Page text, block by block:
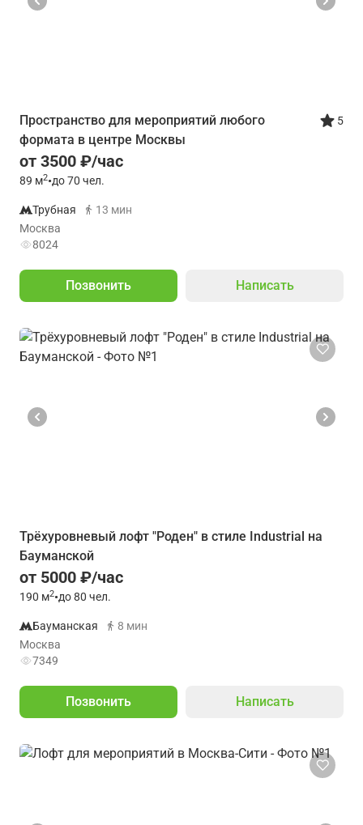
Пространство для мероприятий любого
формата в центре Москвы
от 3500 ₽/час
89 м2•до 70 чел.
5
Трубная
13 мин
Москва
8024
Позвонить Написать
Трёхуровневый лофт "Роден" в стиле Industrial на
Бауманской
от 5000 ₽/час
190 м2•до 80 чел.
Бауманская
8 мин
Москва
7349
Позвонить Написать